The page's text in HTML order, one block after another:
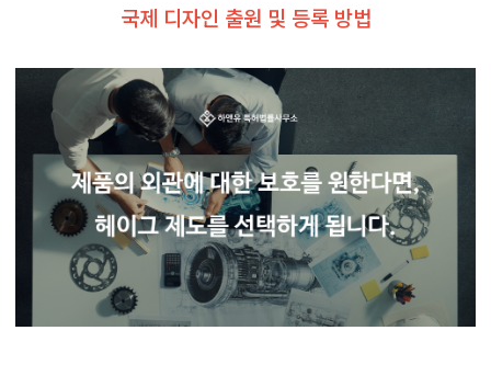
국제 디자인 출원 및 등록 방법